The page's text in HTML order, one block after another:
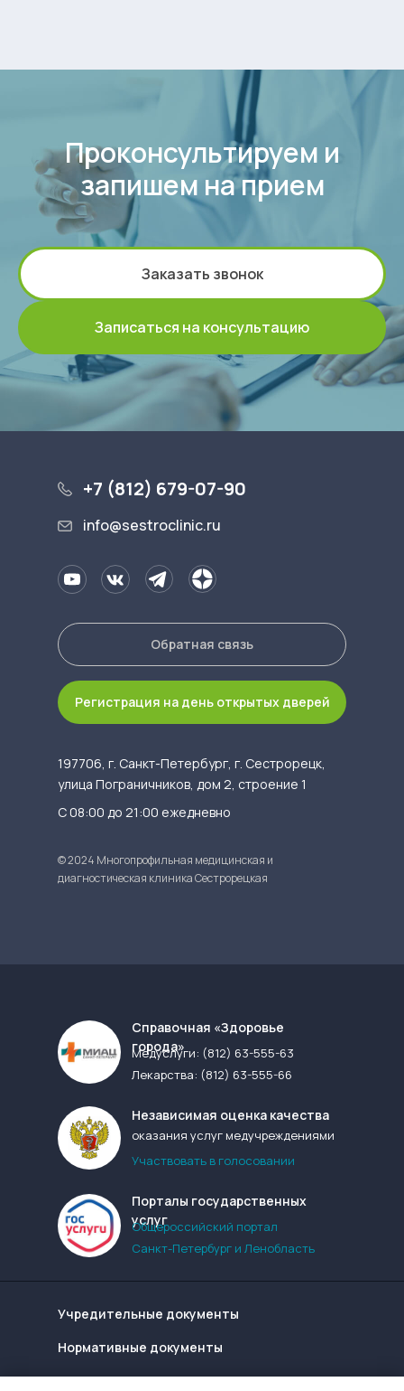
Проконсультируем и
запишем на прием
Заказать звонок
Записаться на консультацию
+7 (812) 679-07-90
info@sestroclinic.ru
197706, г. Санкт-Петербург, г. Сестрорецк,
улица Пограничников, дом 2, строение 1
Обратная связь
С 08:00 до 21:00 ежедневно
© 2024 Многопрофильная медицинская и
диагностическая клиника Сестрорецкая
Регистрация на день открытых дверей
Cправочная «Здоровье
города»
Медуслуги: (812) 63-555-63
Лекарства: (812) 63-555-66
Независимая оценка качества
оказания услуг медучреждениями
Участвовать в голосовании
Порталы государственных
услуг
Общероссийский портал
Санкт-Петербург и Ленобласть
Учредительные документы
Нормативные документы
Надзорные органы